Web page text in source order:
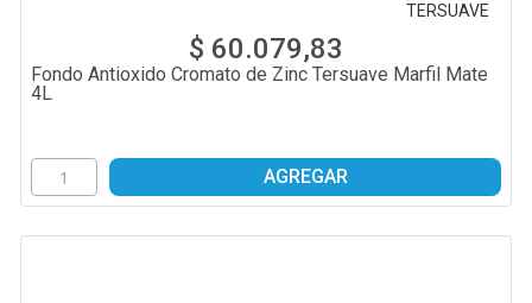
TERSUAVE
$ 60.079,83
Fondo Antioxido Cromato de Zinc Tersuave Marfil Mate
4L
AGREGAR